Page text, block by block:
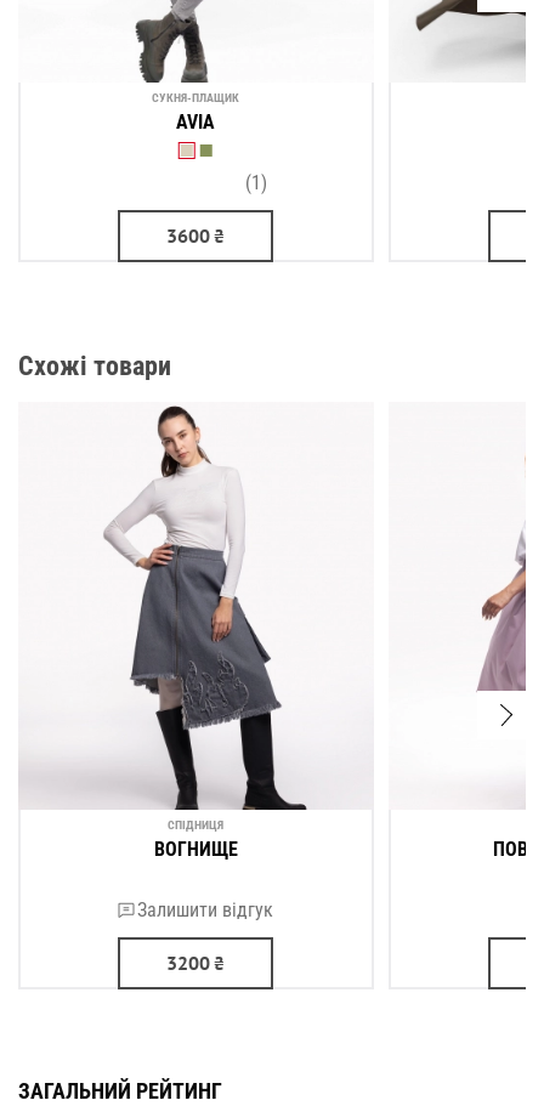
СУКНЯ-ПЛАЩИК
AVIA
(1)
3600₴
Схожі товари
СПІДНИЦЯ
ВОГНИЩЕ
Залишити відгук
3200₴
ЗАГАЛЬНИЙ РЕЙТИНГ